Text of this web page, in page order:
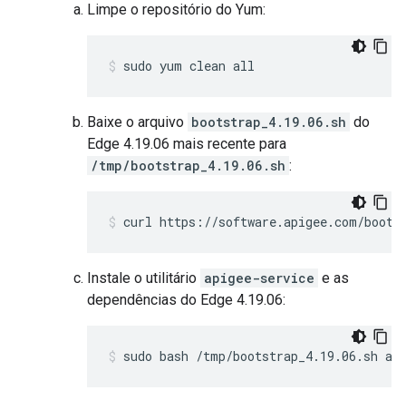
Limpe o repositório do Yum:
sudo yum clean all
Baixe o arquivo bootstrap_4.19.06.sh do
Edge 4.19.06 mais recente para
/tmp/bootstrap_4.19.06.sh :
curl https://software.apigee.com/
Instale o utilitário apigee-service e as
dependências do Edge 4.19.06:
sudo bash /tmp/bootstrap_4.19.06.sh